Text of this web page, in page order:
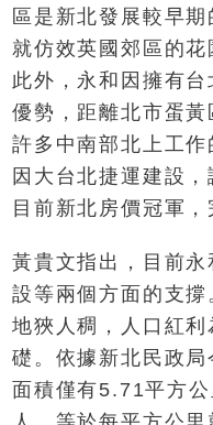
區是新北發展較早
就仿效英國郊區的花
此外，永和因擁有
優勢，距離北市蛋黃
許多中南部北上工
因大台北捷運建設
目前新北房價冠軍，
黃貴文指出，目前
設等兩個方面的支
地狹人稠，人口紅
礎。依據新北民政
面積僅有5.71平方